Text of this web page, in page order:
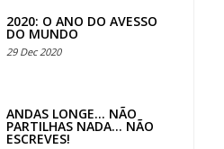
2020: O ANO DO AVESSO
DO MUNDO
29 Dec 2020
ANDAS LONGE... NÃO
PARTILHAS NADA... NÃO
ESCREVES!